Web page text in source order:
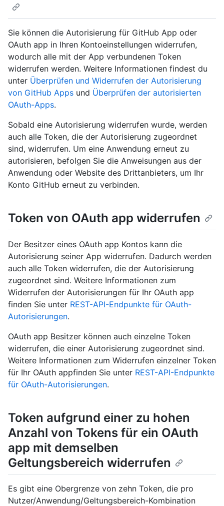
Sie können die Autorisierung für GitHub App oder
OAuth app in Ihren Kontoeinstellungen widerrufen,
wodurch alle mit der App verbundenen Token
widerrufen werden. Weitere Informationen findest du
unter Überprüfen und Widerrufen der Autorisierung
von GitHub Apps und Überprüfen der autorisierten
OAuth-Apps.
Sobald eine Autorisierung widerrufen wurde, werden
auch alle Token, die der Autorisierung zugeordnet
sind, widerrufen. Um eine Anwendung erneut zu
autorisieren, befolgen Sie die Anweisungen aus der
Anwendung oder Website des Drittanbieters, um Ihr
Konto GitHub erneut zu verbinden.
Token von OAuth app widerrufen
Der Besitzer eines OAuth app Kontos kann die
Autorisierung seiner App widerrufen. Dadurch werden
auch alle Token widerrufen, die der Autorisierung
zugeordnet sind. Weitere Informationen zum
Widerrufen der Autorisierungen für Ihr OAuth app
finden Sie unter REST-API-Endpunkte für OAuth-
Autorisierungen.
OAuth app Besitzer können auch einzelne Token
widerrufen, die einer Autorisierung zugeordnet sind.
Weitere Informationen zum Widerrufen einzelner Token
für Ihr OAuth appfinden Sie unter REST-API-Endpunkte
für OAuth-Autorisierungen.
Token aufgrund einer zu hohen
Anzahl von Tokens für ein OAuth
app mit demselben
Geltungsbereich widerrufen
Es gibt eine Obergrenze von zehn Token, die pro
Nutzer/Anwendung/Geltungsbereich-Kombination